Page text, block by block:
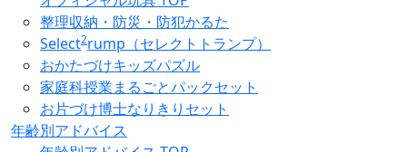
整理収納・防災・防犯かるた
Select2rump（セレクトトランプ）
おかたづけキッズパズル
家庭科授業まるごとパックセット
お片づけ博士なりきりセット
年齢別アドバイス